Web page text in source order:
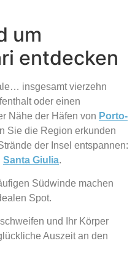
um
entdecken
insgesamt vierzehn
oder einen
Nähe der Häfen von Porto-
Sie die Region erkunden
der Insel entspannen:
Santa Giulia.
Südwinde machen
Spot.
und Ihr Körper
Auszeit an den